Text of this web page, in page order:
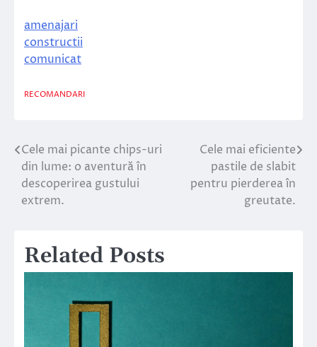
amenajari
constructii
comunicat
RECOMANDARI
Navigare
în
articole
Cele mai picante chips-uri
din lume: o aventură în
descoperirea gustului
extrem.
Cele mai eficiente
pastile de slabit
pentru pierderea în
greutate.
Related Posts